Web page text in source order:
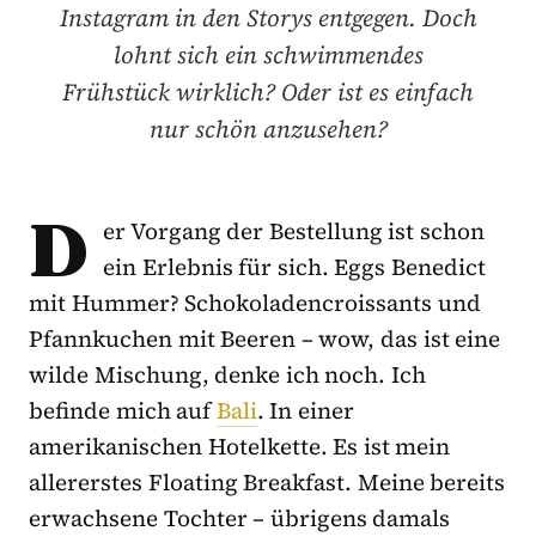
Instagram in den Storys entgegen. Doch
lohnt sich ein schwimmendes
Frühstück wirklich? Oder ist es einfach
nur schön anzusehen?
D er Vorgang der Bestellung ist schon
ein Erlebnis für sich. Eggs Benedict
mit Hummer? Schokoladencroissants und
Pfannkuchen mit Beeren – wow, das ist eine
wilde Mischung, denke ich noch. Ich
befinde mich aufBali. In einer
amerikanischen Hotelkette. Es ist mein
allererstes Floating Breakfast. Meine bereits
erwachsene Tochter – übrigens damals